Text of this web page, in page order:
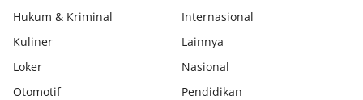
Hukum & Kriminal
Internasional
Kuliner
Lainnya
Loker
Nasional
Otomotif
Pendidikan